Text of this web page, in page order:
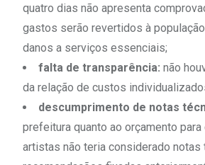
quatro dias não apresenta
gastos serão revertidos à
danos a serviços essenciais;
falta de transparência: não
da relação de custos
descumprimento de notas
prefeitura quanto ao orçamento
artistas não teria considerado notas